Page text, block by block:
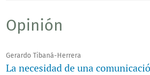
Opinión
Gerardo Tibaná-Herrera
La necesidad de una